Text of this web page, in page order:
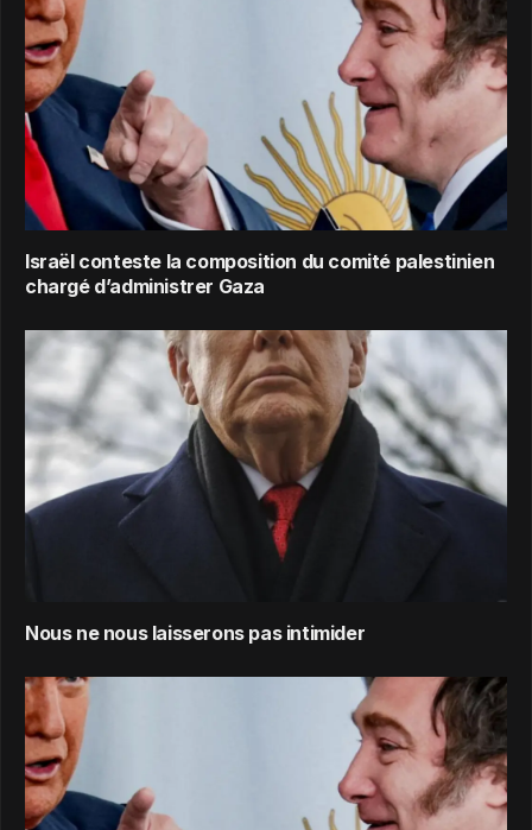
Israël conteste la composition du comité palestinien
chargé d’administrer Gaza
Nous ne nous laisserons pas intimider